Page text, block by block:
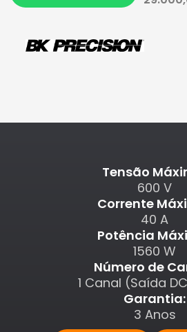
Tensão
600 V
Corrente
40 A
Potência
1560 W
Número de
1 Canal (Saída
Garantia:
3 Anos